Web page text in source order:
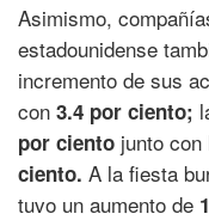
Asimismo,
estadounidense
incremento de sus
con 3.4 por ciento;
por ciento junto
ciento. A la fiesta
tuvo un aumento de